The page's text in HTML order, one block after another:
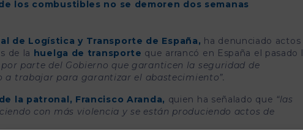
los combustibles no se demoren dos semanas
de Logística y Transporte de España, ha denunciado actos
de la huelga de transporte que arrancó en España el pasado
por parte del Gobierno que garanticen la seguridad de
a trabajar para garantizar el abastecimiento”.
la patronal, Francisco Aranda, quien ha señalado que “las
con más violencia y se están produciendo actos de